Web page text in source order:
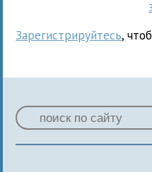
Зарегистрируйтесь,